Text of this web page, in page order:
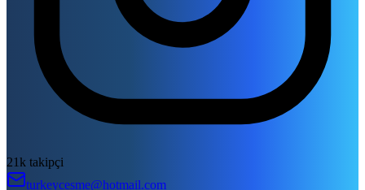
21k takipçi
turkeycesme@hotmail.com